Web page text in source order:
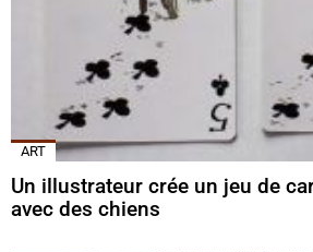
ART
Un illustrateur crée un jeu de
avec des chiens